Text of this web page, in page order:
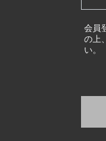
会員
の上
い。